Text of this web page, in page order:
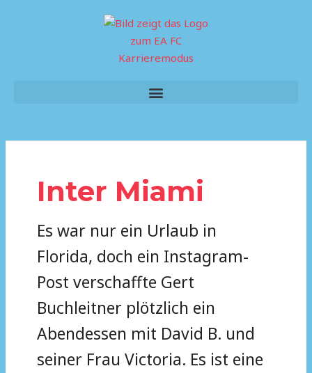
Menu
Inter Miami
Es war nur ein Urlaub in
Florida, doch ein Instagram-
Post verschaffte Gert
Buchleitner plötzlich ein
Abendessen mit David B. und
seiner Frau Victoria. Es ist eine